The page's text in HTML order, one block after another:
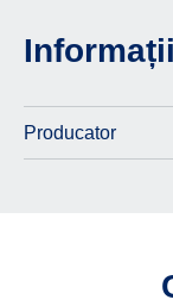
Producator